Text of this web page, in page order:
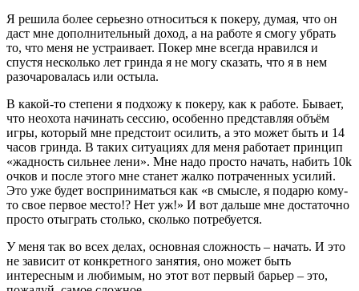
Я решила более серьезно относиться к покеру, думая, что он
даст мне дополнительный доход, а на работе я смогу убрать
то, что меня не устраивает. Покер мне всегда нравился и
спустя несколько лет гринда я не могу сказать, что я в нем
разочаровалась или остыла.
В какой-то степени я подхожу к покеру, как к работе. Бывает,
что неохота начинать сессию, особенно представляя объём
игры, который мне предстоит осилить, а это может быть и 14
часов гринда. В таких ситуациях для меня работает принцип
«жадность сильнее лени». Мне надо просто начать, набить 10k
очков и после этого мне станет жалко потраченных усилий.
Это уже будет восприниматься как «в смысле, я подарю кому-
то свое первое место!? Нет уж!» И вот дальше мне достаточно
просто отыграть столько, сколько потребуется.
У меня так во всех делах, основная сложность – начать. И это
не зависит от конкретного занятия, оно может быть
интересным и любимым, но этот вот первый барьер – это,